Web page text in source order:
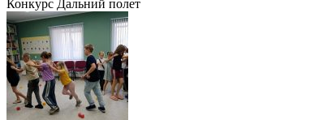
Конкурс Дальний полет